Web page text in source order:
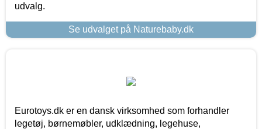
udvalg.
Se udvalget på Naturebaby.dk
Eurotoys.dk er en dansk virksomhed som forhandler
legetøj, børnemøbler, udklædning, legehuse,